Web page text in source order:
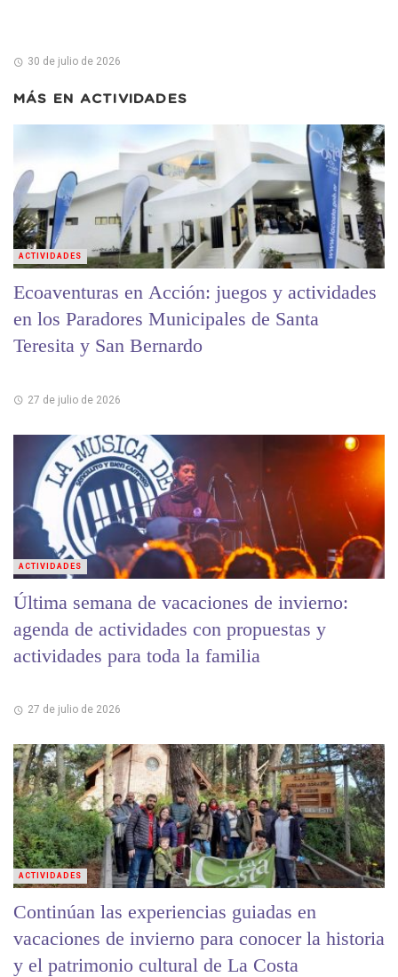
30 de julio de 2026
MÁS EN ACTIVIDADES
Ecoaventuras en Acción: juegos y actividades
en los Paradores Municipales de Santa
Teresita y San Bernardo
27 de julio de 2026
ACTIVIDADES
Última semana de vacaciones de invierno:
agenda de actividades con propuestas y
actividades para toda la familia
27 de julio de 2026
ACTIVIDADES
Continúan las experiencias guiadas en
vacaciones de invierno para conocer la historia
y el patrimonio cultural de La Costa
ACTIVIDADES